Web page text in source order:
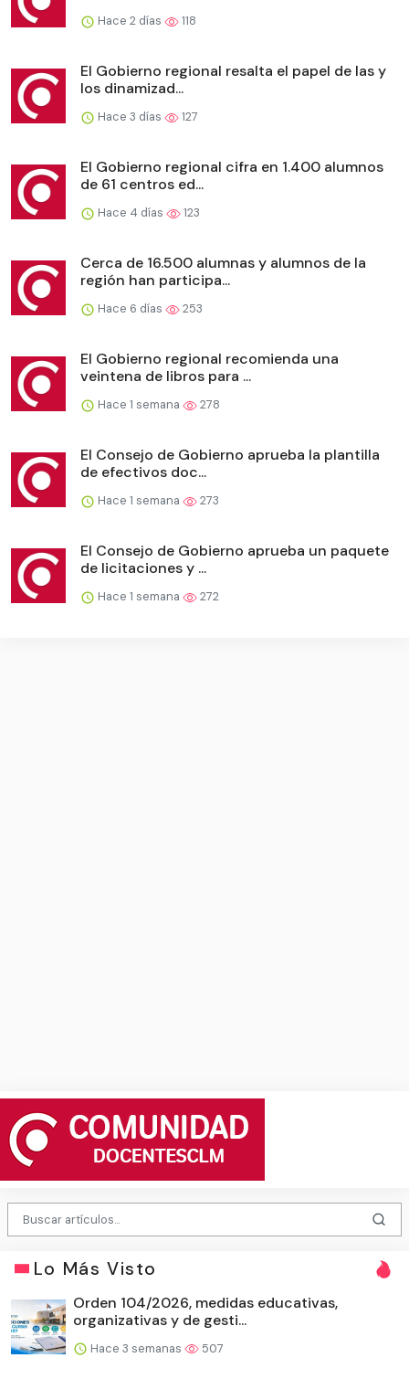
Hace 2 días 118
El Gobierno regional resalta el papel de las y
los dinamizad...
Hace 3 días 127
El Gobierno regional cifra en 1.400 alumnos
de 61 centros ed...
Hace 4 días 123
Cerca de 16.500 alumnas y alumnos de la
región han participa...
Hace 6 días 253
El Gobierno regional recomienda una
veintena de libros para ...
Hace 1 semana 278
El Consejo de Gobierno aprueba la plantilla
de efectivos doc...
Hace 1 semana 273
El Consejo de Gobierno aprueba un paquete
de licitaciones y ...
Hace 1 semana 272
Lo Más Visto
Orden 104/2026, medidas educativas,
organizativas y de gesti...
Hace 3 semanas 507